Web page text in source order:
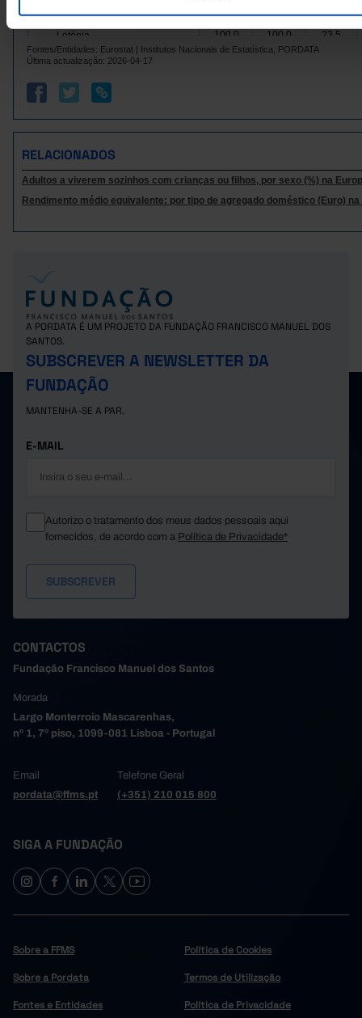
Itália
100,0 100,0
28,7
Letónia
100,0 100,0
23,5
Lituânia
100,0
Malta
Países Baixos
100,0 100,0
34,8
República Checa
100,0 100,0
25,4
Suécia
x 100,0 x
Fontes/Entidades: Eurostat | Institutos Nacionais de Estatística, PORDATA
Última actualização: 2026-04-17
RELACIONADOS
Adultos a viverem sozinhos com crianças ou filhos, por sexo (%) na
Rendimento médio equivalente: por tipo de agregado doméstico (Euro) na
A PORDATA É UM PROJETO DA FUNDAÇÃO FRANCISCO MANUEL DOS
SANTOS.
SUBSCREVER A NEWSLETTER DA
FUNDAÇÃO
MANTENHA-SE A PAR.
E-MAIL
Autorizo o tratamento dos meus dados pessoais aqui
fornecidos, de acordo com a Política de Privacidade*
CONTACTOS
Fundação Francisco Manuel dos Santos
Morada
Largo Monterroio Mascarenhas,
nº 1, 7º piso, 1099-081 Lisboa - Portugal
Email
pordata@ffms.pt
Telefone Geral
(+351) 210 015 800
SIGA A FUNDAÇÃO
Sobre a FFMS
Sobre a Pordata
Fontes e Entidades
Política de Cookies
Termos de Utilização
Política de Privacidade